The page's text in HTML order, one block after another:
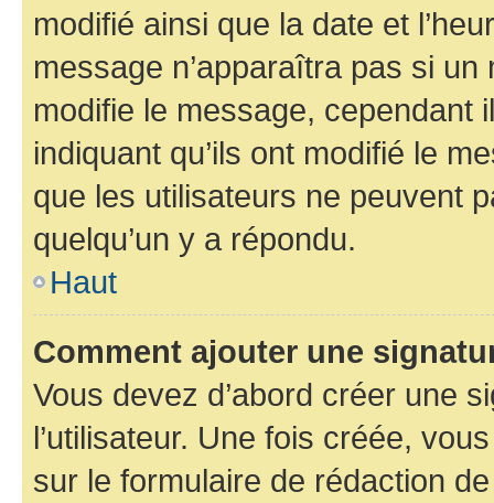
modifié ainsi que la date et
message n’apparaîtra pas si
modifie le message, cependant
indiquant qu’ils ont modifié le
que les utilisateurs ne peuvent
quelqu’un y a répondu.
Haut
Comment ajouter une
Vous devez d’abord créer une
l’utilisateur. Une fois créée,
sur le formulaire de rédaction